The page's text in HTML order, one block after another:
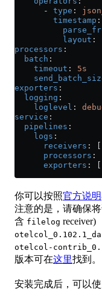
      -
type :
        timestamp
:
          layout
:
processors :
  batch
:
    timeout
: 5s
exporters :
  logging
:
    loglevel
:
service :
  pipelines
:
    logs
:
      receivers
: [
      processors
:
      exporters
: [
你可以按照官方说明
注意的是，请确保
含 filelog receiver)
otelcol-
版本可在这里找到。
安装完成后，可以使